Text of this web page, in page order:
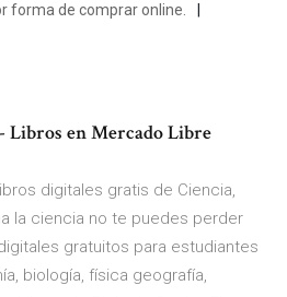
forma de comprar online.
Libros en Mercado Libre
digitales gratis de Ciencia,
la ciencia no te puedes perder
gratuitos para estudiantes
biología, física geografía,